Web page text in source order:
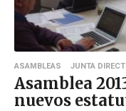
ASAMBLEAS JUNTA
Asamblea
nuevos